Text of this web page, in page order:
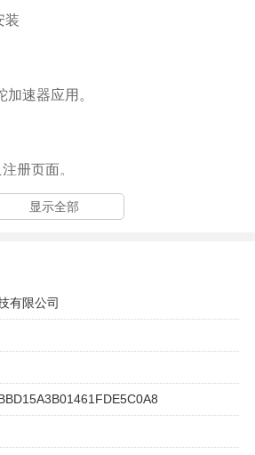
装
速器应用。
册页面。
址，设置密码，并完成验证码验证。
显示全部
有限公司